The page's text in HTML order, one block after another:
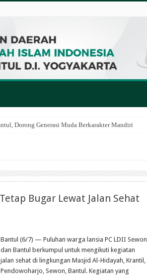
Dorong Generasi Muda Berkarakter Mandiri
Bugar Lewat Jalan Sehat
Bantul (6/7) — Puluhan warga lansia PC LDII Sewon
dan Bantul berkumpul untuk mengikuti kegiatan
jalan sehat di lingkungan Masjid Al-Hidayah, Krantil,
Pendowoharjo, Sewon, Bantul. Kegiatan yang